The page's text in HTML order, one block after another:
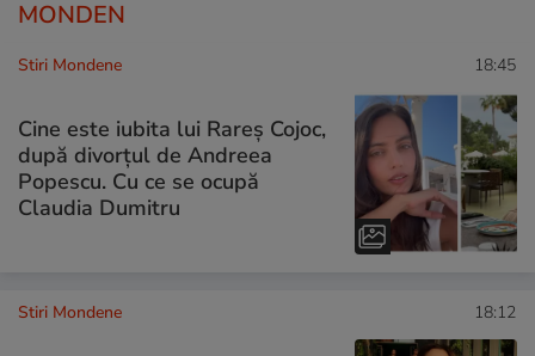
MONDEN
Stiri Mondene 18:45
Cine este iubita lui Rareș Cojoc,
după divorțul de Andreea
Popescu. Cu ce se ocupă
Claudia Dumitru
Stiri Mondene 18:12